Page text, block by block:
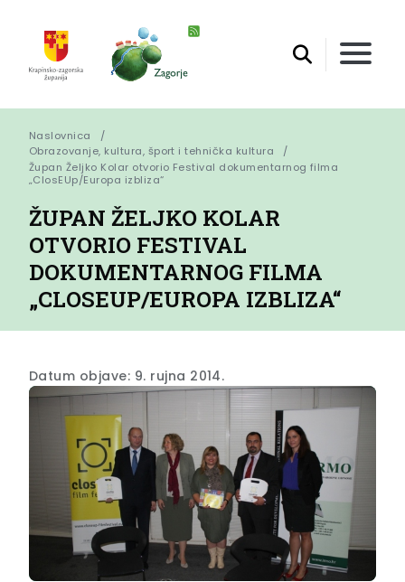
Naslovnica
Obrazovanje, kultura, šport i tehnička kultura
Župan Željko Kolar otvorio Festival dokumentarnog filma
„ClosEUp/Europa izbliza“
ŽUPAN ŽELJKO KOLAR
OTVORIO FESTIVAL
DOKUMENTARNOG FILMA
„CLOSEUP/EUROPA IZBLIZA“
Datum objave: 9. rujna 2014.